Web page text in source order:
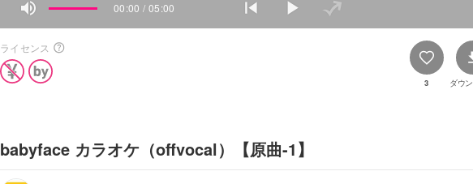
00:00 / 05:00
ライセンス
3 ダウ
babyface カラオケ（offvocal）【原曲-1】